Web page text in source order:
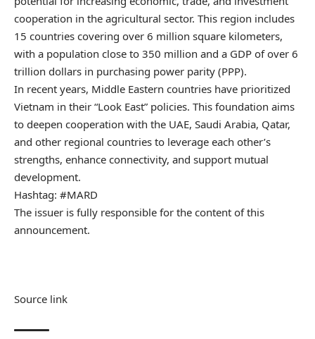
cooperation in the agricultural sector. This region includes
15 countries covering over 6 million square kilometers,
with a population close to 350 million and a GDP of over 6
trillion dollars in purchasing power parity (PPP).
In recent years, Middle Eastern countries have prioritized
Vietnam in their “Look East” policies. This foundation aims
to deepen cooperation with the UAE, Saudi Arabia, Qatar,
and other regional countries to leverage each other’s
strengths, enhance connectivity, and support mutual
development.
Hashtag: #MARD
The issuer is fully responsible for the content of this
announcement.
Source link